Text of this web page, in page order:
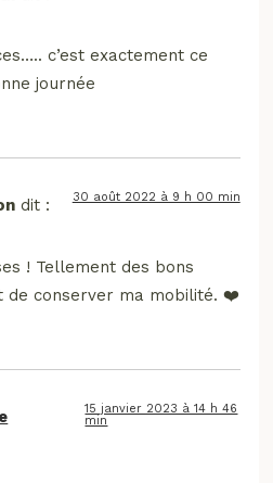
c’est exactement ce
journée
dit : 30 août 2022 à 9 h 00 min
! Tellement des bons
de conserver ma mobilité. ❤️
15 janvier 2023 à 14 h 46
min